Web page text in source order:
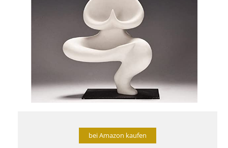
bei Amazon kaufen